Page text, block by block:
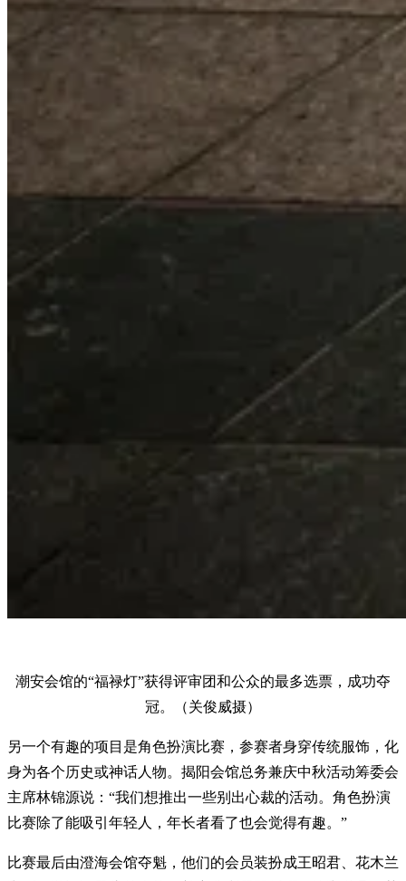
潮安会馆的“福禄灯”获得评审团和公众的最多选票，成功夺
冠。（关俊威摄）
另一个有趣的项目是角色扮演比赛，参赛者身穿传统服饰，化
身为各个历史或神话人物。揭阳会馆总务兼庆中秋活动筹委会
主席林锦源说：“我们想推出一些别出心裁的活动。角色扮演
比赛除了能吸引年轻人，年长者看了也会觉得有趣。”
比赛最后由澄海会馆夺魁，他们的会员装扮成王昭君、花木兰